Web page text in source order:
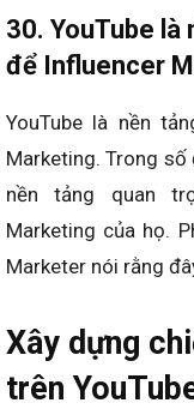
30. YouTube là
để Influencer
YouTube là nền
Marketing. Trong
nền tảng quan
Marketing của họ.
Marketer nói rằng
Xây dựng
trên